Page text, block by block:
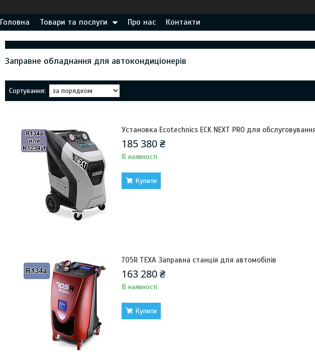
Головна Товари та послуги Про нас Контакти
Заправне обладнання для автокондиціонерів
Установка Ecotechnics ECK NEXT PRO для
185 380 ₴
В наявності
Купити
705R TEXA Заправна станція для автомобілів
163 280 ₴
В наявності
Купити